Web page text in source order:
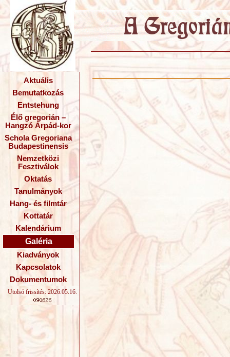
Aktuális
Bemutatkozás
Entstehung
Élő gregorián –
Hangzó Árpád-kor
Schola Gregoriana
Budapestinensis
Nemzetközi
Fesztiválok
Oktatás
Tanulmányok
Hang- és filmtár
Kottatár
Kalendárium
Galéria
Kiadványok
Kapcsolatok
Dokumentumok
Utolsó frissítés: 2026.05.16.